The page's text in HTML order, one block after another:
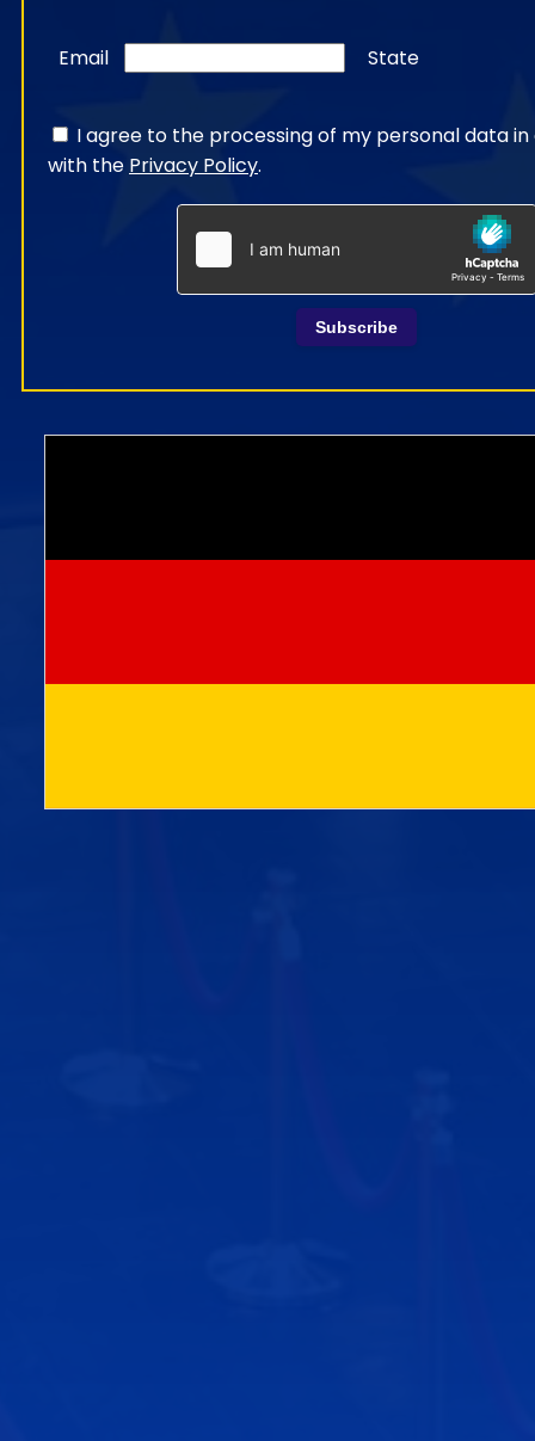
Email State
I agree to the processing of my personal data
with the Privacy Policy.
Subscribe